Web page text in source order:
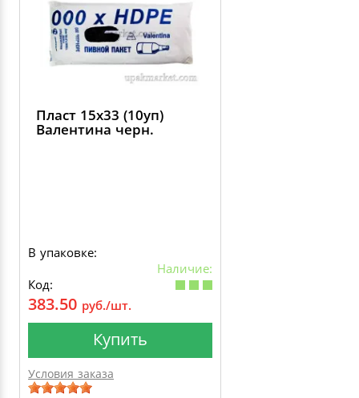
Пласт 15х33 (10уп)
Валентина черн.
В упаковке:
Наличие:
Код:
383.50 руб./шт.
Купить
Условия заказа